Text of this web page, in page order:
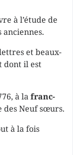
à l’étude de
anciennes.
et beaux-
dont il est
à lafranc-
des Neuf sœurs.
à la fois